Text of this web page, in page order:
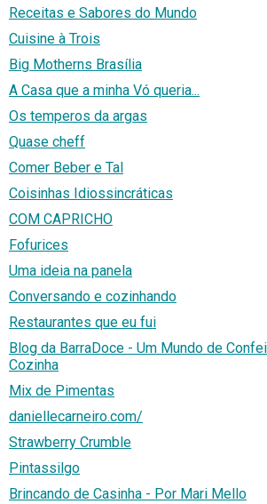
Receitas e Sabores do Mundo
Cuisine à Trois
Big Motherns Brasília
A Casa que a minha Vó queria...
Os temperos da argas
Quase cheff
Comer Beber e Tal
Coisinhas Idiossincráticas
COM CAPRICHO
Fofurices
Uma ideia na panela
Conversando e cozinhando
Restaurantes que eu fui
Blog da BarraDoce - Um Mundo de
Cozinha
Mix de Pimentas
daniellecarneiro.com/
Strawberry Crumble
Pintassilgo
Brincando de Casinha - Por Mari Mello